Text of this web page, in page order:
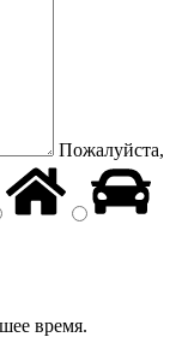
Пожалуйста,
время.